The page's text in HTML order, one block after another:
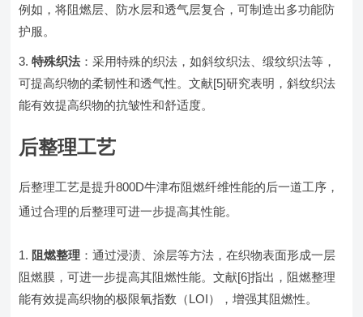
例如，将阻燃层、防水层和透气层复合，可制造出多功能防
护服。
特殊织法：采用特殊的织法，如斜纹织法、缎纹织法等，
可提高织物的柔韧性和透气性。文献[5]研究表明，斜纹织法
能有效提高织物的抗皱性和舒适度。
后整理工艺
后整理工艺是提升800D牛津布阻燃纤维性能的后一道工序，
通过合理的后整理可进一步提高其性能。
阻燃整理 ：通过浸渍、涂层等方法，在织物表面形成一层
阻燃膜，可进一步提高其阻燃性能。文献[6]指出，阻燃整理
能有效提高织物的极限氧指数（LOI），增强其阻燃性。